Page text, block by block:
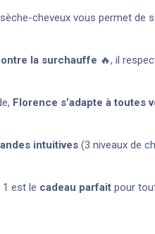
cheveux vous permet de
la surchauffe 🔥, il
Florence s’adapte à toutes
intuitives (3 niveaux de
est le cadeau parfait pour